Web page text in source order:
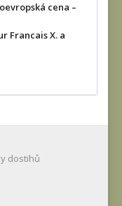
cena –
Francais X. a
dostihů